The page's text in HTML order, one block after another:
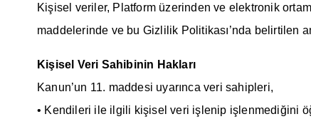
Kişisel veriler, Platform üzerinden ve elektronik
maddelerinde ve bu Gizlilik Politikası’nda belirtilen
Kişisel Veri Sahibinin Hakları
Kanun’un 11. maddesi uyarınca veri sahipleri,
• Kendileri ile ilgili kişisel veri işlenip işlenmediğini